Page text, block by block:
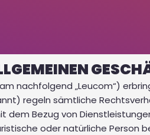
nachfolgend „Leucom“)
regeln sämtliche
Bezug von
oder natürliche Person